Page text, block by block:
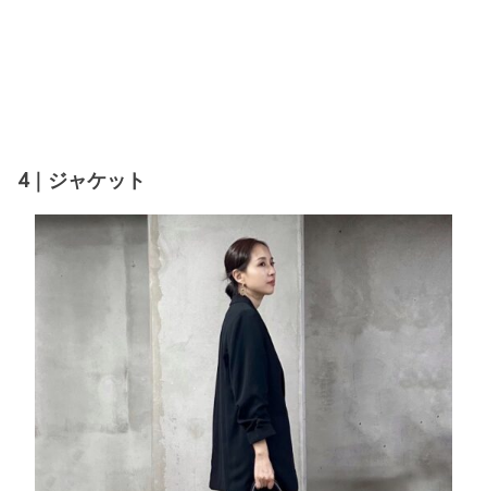
4｜ジャケット